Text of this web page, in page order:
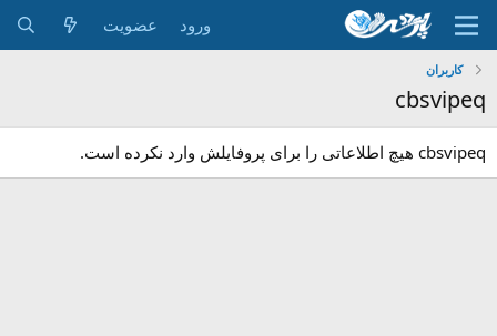
ورود عضویت
کاربران
cbsvipeq
cbsvipeq هیچ اطلاعاتی را برای پروفایلش وارد نکرده است.